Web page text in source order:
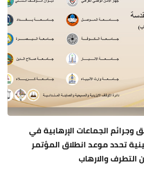
وجرائم الجماعات الإرهابية في
تحدد موعد انطلاق المؤتمر
التطرف والارهاب